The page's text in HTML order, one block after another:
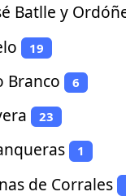
Batlle y
19
Branco 6
23
1
de Corrales